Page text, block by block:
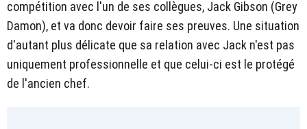
compétition avec l'un de ses collègues, Jack Gibson (Grey
Damon), et va donc devoir faire ses preuves. Une situation
d'autant plus délicate que sa relation avec Jack n'est pas
uniquement professionnelle et que celui-ci est le protégé
de l'ancien chef.